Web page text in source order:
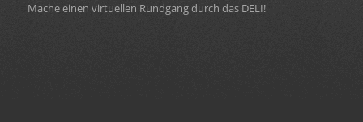
Mache einen virtuellen Rundgang durch das DELI!